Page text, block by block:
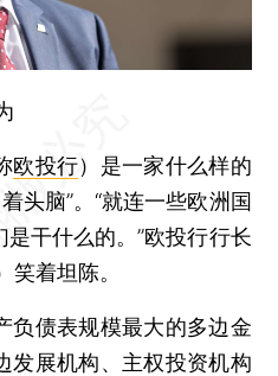
欧投行）是一家什么样的
头脑”。“就连一些欧洲国
干什么的。”欧投行行长
着坦陈。
债表规模最大的多边金
发展机构、主权投资机构